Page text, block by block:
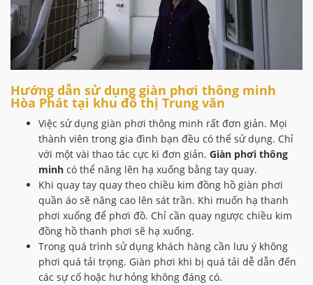
Hướng dẫn sử dụng giàn phơi thông minh
Hòa Phát tại khu đô thị Trung văn
Việc sử dụng giàn phơi thông minh rất đơn giản. Mọi
thành viên trong gia đình bạn đều có thể sử dụng. Chỉ
với một vài thao tác cực kì đơn giản. Giàn phơi thông
minh có thể nâng lên hạ xuống bằng tay quay.
Khi quay tay quay theo chiều kim đồng hồ giàn phơi
quần áo sẽ nâng cao lên sát trần. Khi muốn hạ thanh
phơi xuống để phơi đồ. Chỉ cần quay ngược chiều kim
đồng hồ thanh phơi sẽ hạ xuống.
Trong quá trình sử dụng khách hàng cần lưu ý không
phơi quá tải trọng. Giàn phơi khi bị quá tải dễ dẫn đến
các sự cố hoặc hư hỏng không đáng có.